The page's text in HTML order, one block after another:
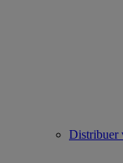
Distribuer